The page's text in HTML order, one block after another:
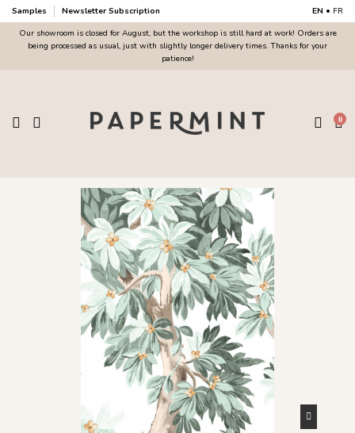
Samples Newsletter Subscription EN • FR
Our showroom is closed for August, but the workshop is still hard at work! Orders are
being processed as usual, just with slightly longer delivery times. Thanks for your
patience!
0